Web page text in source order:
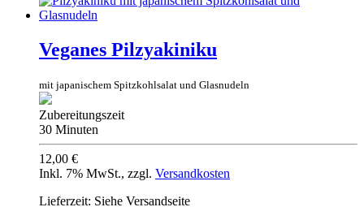
Veganes Pilzyakiniku
mit japanischem Spitzkohlsalat und Glasnudeln
Zubereitungszeit
30 Minuten
12,00 €
Inkl. 7% MwSt., zzgl. Versandkosten
Lieferzeit: Siehe Versandseite